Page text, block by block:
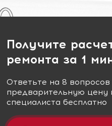
Получите
ремонта за 1
Ответьте на 8 вопросов
предварительную цену
специалиста бесплатно